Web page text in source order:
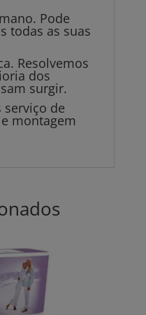
Pode
todas as suas
Resolvemos
dos
surgir.
de
montagem